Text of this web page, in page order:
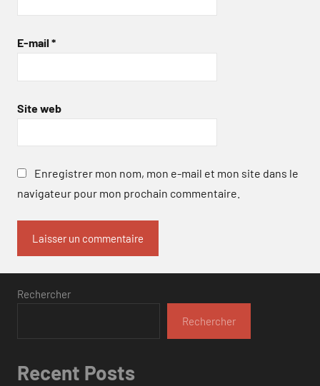
E-mail *
Site web
Enregistrer mon nom, mon e-mail et mon site dans le
navigateur pour mon prochain commentaire.
Rechercher
Rechercher
Recent Posts